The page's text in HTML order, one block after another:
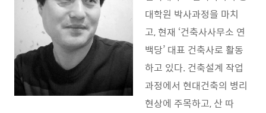
대학원 박사과정을 마치
고, 현재 ‘건축사사무소 연
백당’ 대표 건축사로 활동
하고 있다. 건축설계 작업
과정에서 현대건축의 병리
현상에 주목하고, 산 따